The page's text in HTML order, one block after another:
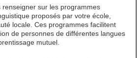
renseigner sur les programmes
proposés par votre école,
locale. Ces programmes facilitent
de personnes de différentes langues
mutuel.